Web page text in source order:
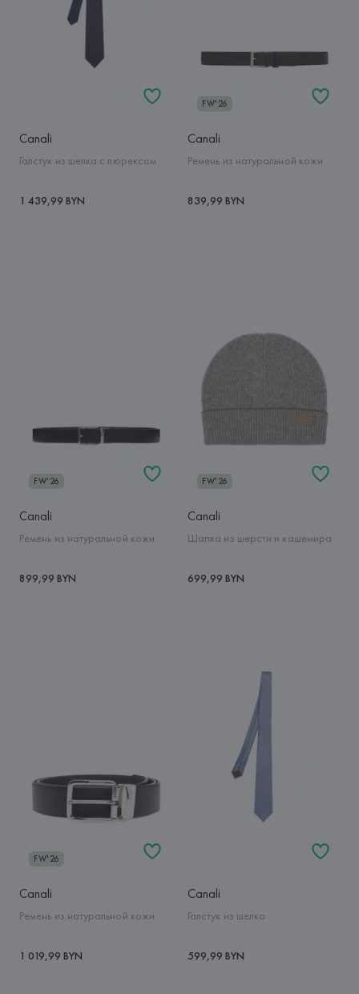
Canali
Галстук из шелка с люрексом
1 439,99 BYN
FW'26
Canali
Ремень из натуральной кожи
839,99 BYN
FW'26
Canali
Ремень из натуральной кожи
899,99 BYN
FW'26
Canali
Шапка из шерсти и кашемира
699,99 BYN
FW'26
Canali
Ремень из натуральной кожи
1 019,99 BYN
Canali
Галстук из шелка
599,99 BYN